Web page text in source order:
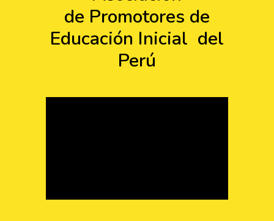
de Promotores de
Educación Inicial del
Perú